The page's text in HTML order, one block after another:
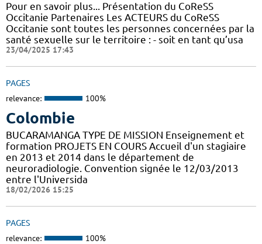
Pour en savoir plus... Présentation du CoReSS
Occitanie Partenaires Les ACTEURS du CoReSS
Occitanie sont toutes les personnes concernées par la
santé sexuelle sur le territoire : - soit en tant qu’usa
23/04/2025 17:43
PAGES
relevance: 100%
Colombie
BUCARAMANGA TYPE DE MISSION Enseignement et
formation PROJETS EN COURS Accueil d'un stagiaire
en 2013 et 2014 dans le département de
neuroradiologie. Convention signée le 12/03/2013
entre l'Universida
18/02/2026 15:25
PAGES
relevance: 100%